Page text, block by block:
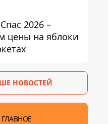
2026 –
цены на яблоки
НОВОСТЕЙ